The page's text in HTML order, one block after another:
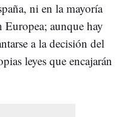
ni en la mayoría
aunque hay
a la decisión del
leyes que encajarán